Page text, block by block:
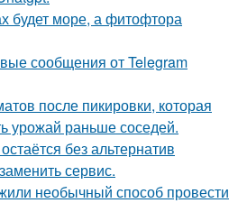
будет море, а фитофтора
сообщения от Telegram
после пикировки, которая
урожай раньше соседей.
без альтернатив
сервис.
необычный способ провести